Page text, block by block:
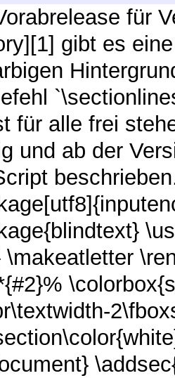
für
gibt es
für alle frei
und ab der
\makeatletter